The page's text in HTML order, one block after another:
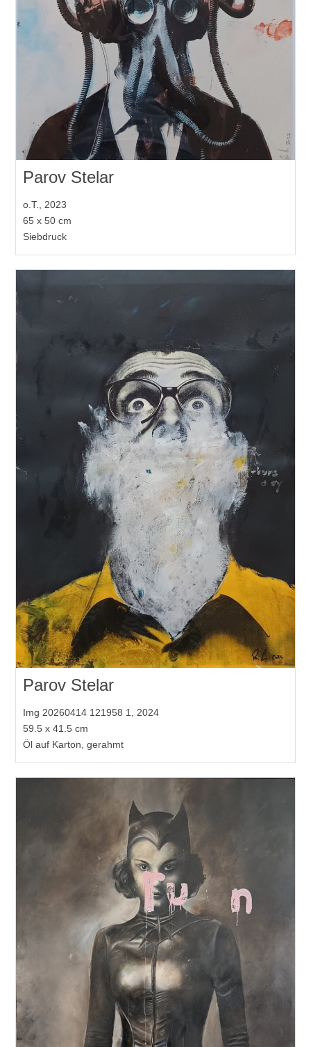
Parov Stelar
o.T., 2023
65 x 50 cm
Siebdruck
Parov Stelar
Img 20260414 121958 1, 2024
59.5 x 41.5 cm
Öl auf Karton, gerahmt